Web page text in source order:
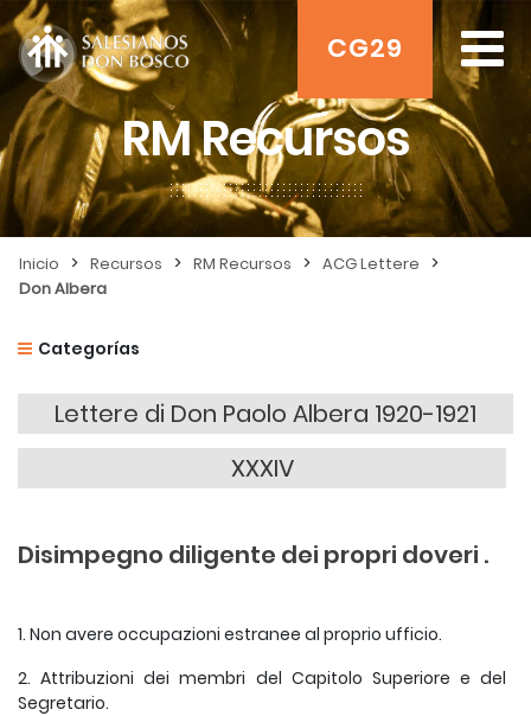
CG29
RM Recursos
Inicio > Recursos > RM Recursos > ACG Lettere >
Don Albera
Categorías
Lettere di Don Paolo Albera 1920-1921
XXXIV
Disimpegno diligente dei propri doveri .
1. Non avere occupazioni estranee al proprio ufficio.
2. Attribuzioni dei membri del Capitolo Superiore e del
Segretario.